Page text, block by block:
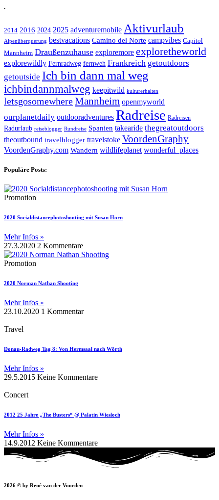
.
2014 2016 2024 2025 adventuremobile Aktivurlaub
Alpenüberquerung bestvacations Camino del Norte campvibes Capitol
Mannheim Draußenzuhause exploremore exploretheworld
explorewildly Fernradweg fernweh Frankreich getoutdoors
getoutside Ich bin dann mal weg
ichbindannmalweg keepitwild kulturerhalten
letsgosomewhereMannheim openmyworld
ourplanetdaily outdooradventures Radreise Radreisen
Radurlaub reiseblogger Rundreise Spanien takearide thegreatoutdoors
theoutbound travelblogger travelstoke VoordenGraphy
VoordenGraphy.com Wandern wildlifeplanet wonderful_places
Populäre Posts:
Promotion
2020 Socialdistancephotoshooting mit Susan Horn
Mehr Infos »
27.3.2020 2 Kommentare
Promotion
2020 Norman Nathan Shooting
Mehr Infos »
23.10.2020 1 Kommentar
Travel
Donau-Radweg Tag 8: Von Hermsaal nach Wörth
Mehr Infos »
29.5.2015 Keine Kommentare
Concert
2012 25 Jahre „The Busters“ @ Palatin Wiesloch
Mehr Infos »
14.9.2012 Keine Kommentare
2026 © by René van der Voorden